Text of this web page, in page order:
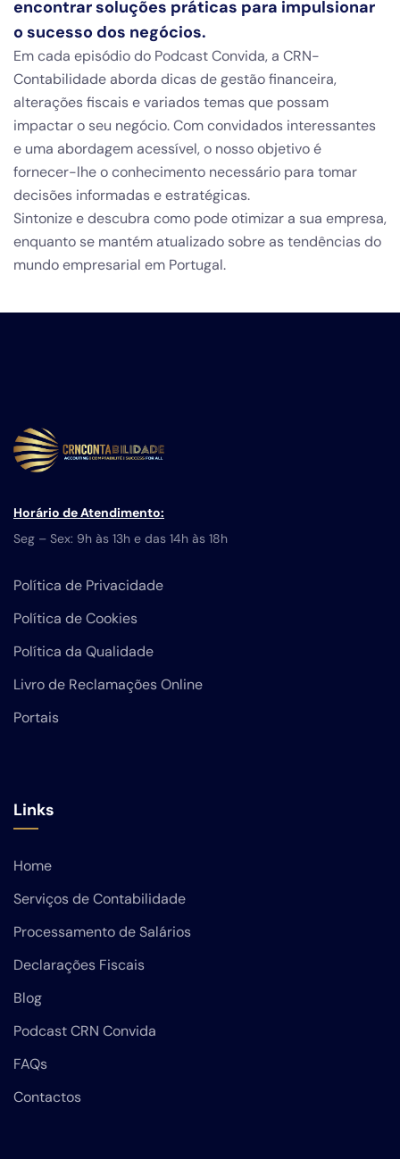
encontrar soluções práticas para impulsionar
o sucesso dos negócios.
Em cada episódio do Podcast Convida, a CRN-
Contabilidade aborda dicas de gestão financeira,
alterações fiscais e variados temas que possam
impactar o seu negócio. Com convidados interessantes
e uma abordagem acessível, o nosso objetivo é
fornecer-lhe o conhecimento necessário para tomar
decisões informadas e estratégicas.
Sintonize e descubra como pode otimizar a sua empresa,
enquanto se mantém atualizado sobre as tendências do
mundo empresarial em Portugal.
Horário de Atendimento:
Seg – Sex: 9h às 13h e das 14h às 18h
Política de Privacidade
Política de Cookies
Política da Qualidade
Livro de Reclamações Online
Portais
Links
Home
Serviços de Contabilidade
Processamento de Salários
Declarações Fiscais
Blog
Podcast CRN Convida
FAQs
Contactos